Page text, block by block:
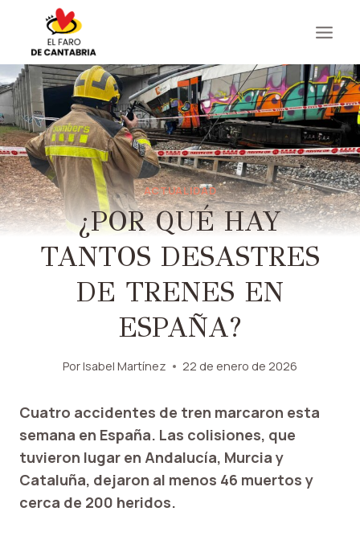
contenido
ACTUALIDAD
¿POR QUÉ HAY
TANTOS DESASTRES
DE TRENES EN
ESPAÑA?
PorIsabel Martínez 22 de enero de 2026
Cuatro accidentes de tren marcaron esta
semana en España. Las colisiones, que
tuvieron lugar en Andalucía, Murcia y
Cataluña, dejaron al menos 46 muertos y
cerca de 200 heridos.